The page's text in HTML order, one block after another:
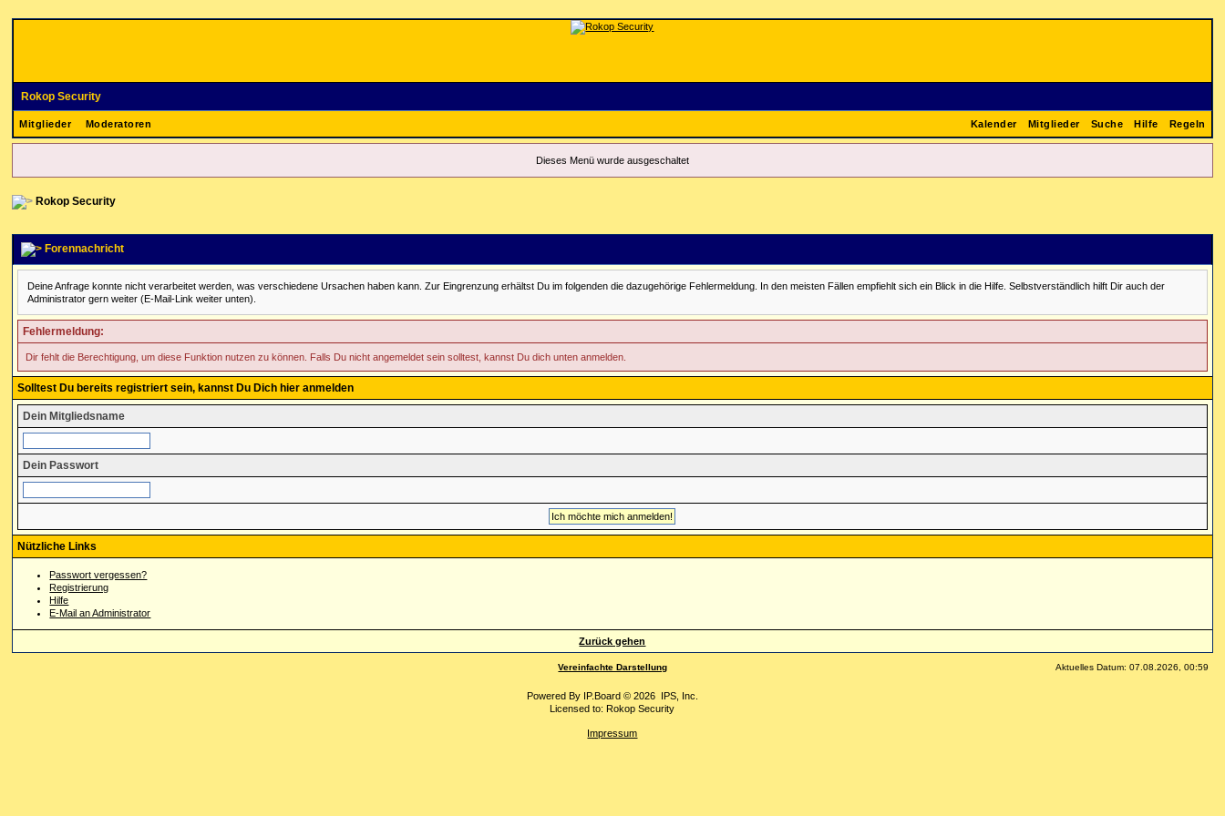
Rokop Security
Mitglieder Moderatoren Regeln
Hilfe
Suche
Mitglieder
Kalender
Dieses Menü wurde ausgeschaltet
Rokop Security
Forennachricht
Deine Anfrage konnte nicht verarbeitet werden, was verschiedene Ursachen haben kann. Zur Eingrenzung erhältst Du im folgenden die dazugehörige Fehlermeldung. In den meisten Fällen empfiehlt sich ein Blick in die Hilfe. Selbstverständlich hilft Dir auch der
Administrator gern weiter (E-Mail-Link weiter unten).
Fehlermeldung:
Dir fehlt die Berechtigung, um diese Funktion nutzen zu können. Falls Du nicht angemeldet sein solltest, kannst Du dich unten anmelden.
Solltest Du bereits registriert sein, kannst Du Dich hier anmelden
Dein Mitgliedsname
Dein Passwort
Nützliche Links
Passwort vergessen?
Registrierung
Hilfe
E-Mail an Administrator
Zurück gehen
Vereinfachte Darstellung Aktuelles Datum: 07.08.2026, 00:59
Powered By IP.Board© 2026 IPS, Inc
Licensed to: Rokop Security
Impressum